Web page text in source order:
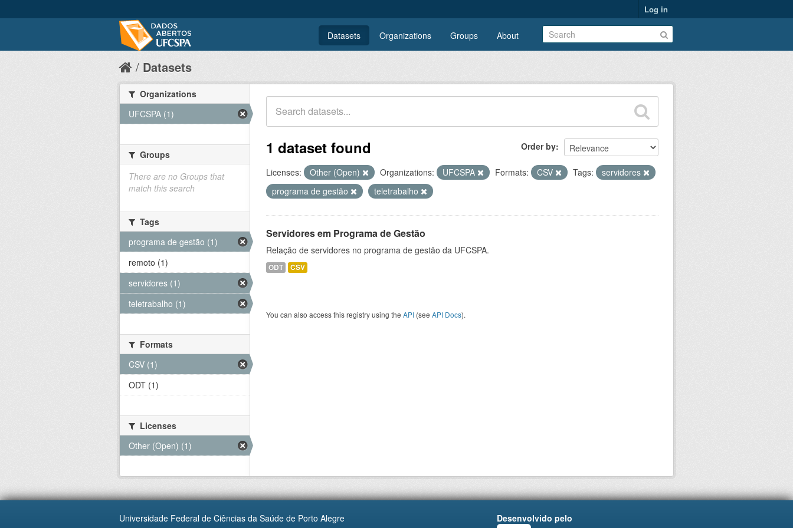
Log in
Datasets Organizations Groups About
Datasets
Order by
1 dataset found
Licenses: Other (Open) Organizations: UFCSPA Formats: CSV Tags:
servidores
programa de gestão
teletrabalho
Servidores em Programa de Gestão
Relação de servidores no programa de gestão da UFCSPA.
ODT CSV
You can also access this registry using the API (see API Docs).
Organizations
UFCSPA (1)
Groups
There are no Groups that
match this search
Tags
programa de gestão (1)
remoto (1)
servidores (1)
teletrabalho (1)
Formats
CSV (1)
ODT (1)
Licenses
Other (Open) (1)
Universidade Federal de Ciências da Saúde de Porto Alegre
Desenvolvido pelo